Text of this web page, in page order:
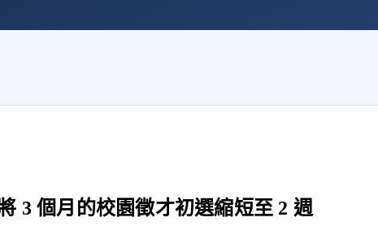
3 個月的校園徵才初選縮短至 2 週